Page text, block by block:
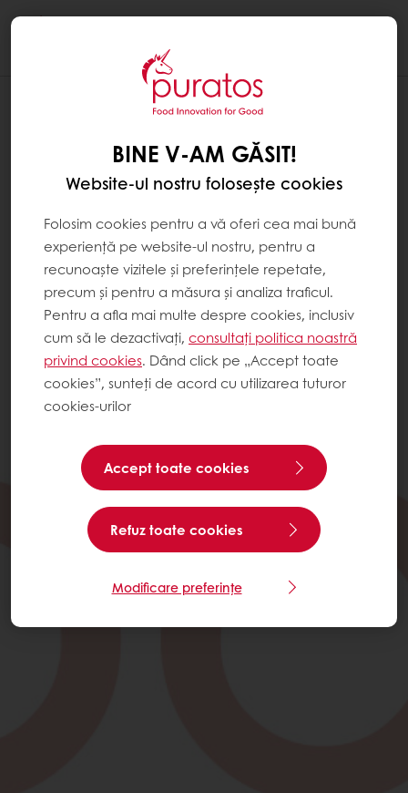
BINE V-AM GĂSIT!
Website-ul nostru folosește cookies
Folosim cookies pentru a vă oferi cea mai bună
experiență pe website-ul nostru, pentru a
recunoaște vizitele și preferințele repetate,
precum și pentru a măsura și analiza traficul.
Pentru a afla mai multe despre cookies, inclusiv
cum să le dezactivați, consultați politica noastră
privind cookies. Dând click pe „Accept toate
cookies”, sunteți de acord cu utilizarea tuturor
cookies-urilor
Accept toate cookies
Refuz toate cookies
Modificare preferințe